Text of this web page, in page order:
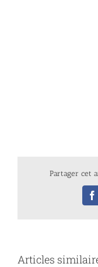
Partager cet
Articles